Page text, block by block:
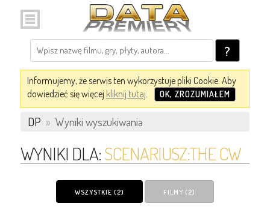
?
Informujemy, że serwis ten wykorzystuje pliki Cookie. Aby
dowiedzieć się więcej kliknij tutaj. OK, ZROZUMIAŁEM
DP » Wyniki wyszukiwania
WYNIKI DLA:SCENARIUSZ:THE CW
WSZYSTKIE (2) FILMY (2)